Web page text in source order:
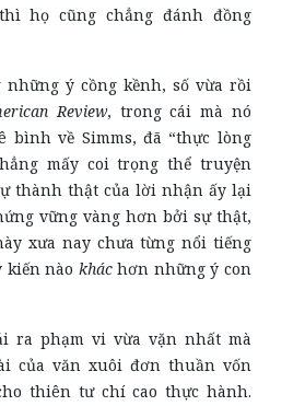
họ cũng chẳng đánh đồng
những ý cồng kềnh, số vừa rồi
Review, trong cái mà nó
bình về Simms, đã “thực lòng
mấy coi trọng thể truyện
thành thật của lời nhận ấy lại
vững vàng hơn bởi sự thật,
xưa nay chưa từng nổi tiếng
kiến nào kháchơn những ý con
ra phạm vi vừa vặn nhất mà
của văn xuôi đơn thuần vốn
thiên tư chí cao thực hành.